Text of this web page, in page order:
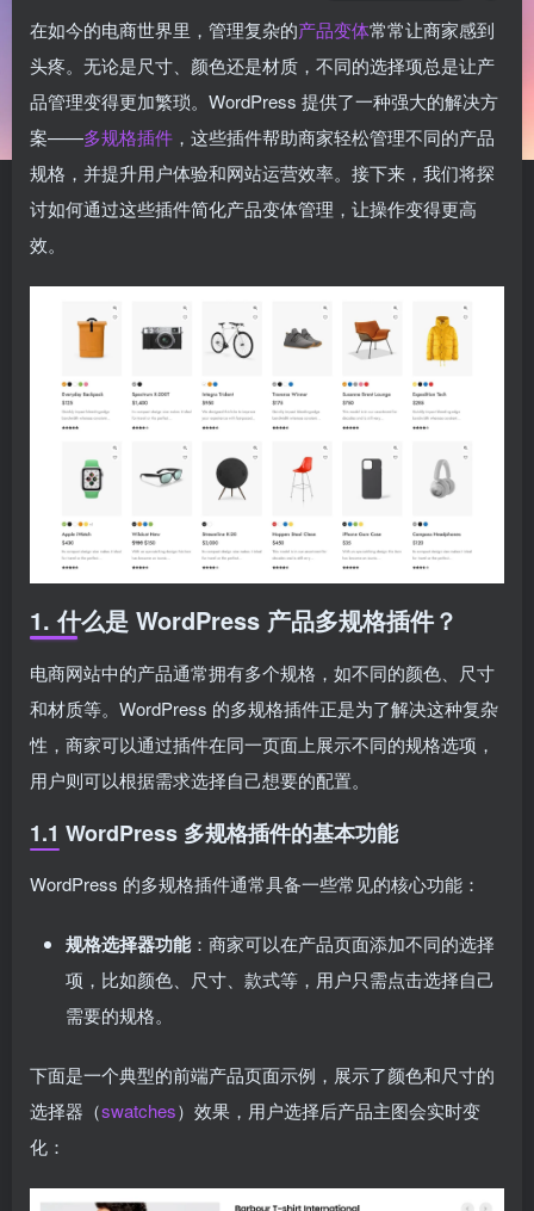
在如今的电商世界里，管理复杂的产品变体常常让商家感到
头疼。无论是尺寸、颜色还是材质，不同的选择项总是让产
品管理变得更加繁琐。WordPress 提供了一种强大的解决方
案——多规格插件 ，这些插件帮助商家轻松管理不同的产品
规格，并提升用户体验和网站运营效率。接下来，我们将探
讨如何通过这些插件简化产品变体管理，让操作变得更高
效。
1. 什么是 WordPress 产品多规格插件？
电商网站中的产品通常拥有多个规格，如不同的颜色、尺寸
和材质等。WordPress 的多规格插件正是为了解决这种复杂
性，商家可以通过插件在同一页面上展示不同的规格选项，
用户则可以根据需求选择自己想要的配置。
1.1 WordPress 多规格插件的基本功能
WordPress 的多规格插件通常具备一些常见的核心功能：
规格选择器功能：商家可以在产品页面添加不同的选择
项，比如颜色、尺寸、款式等，用户只需点击选择自己
需要的规格。
下面是一个典型的前端产品页面示例，展示了颜色和尺寸的
选择器（swatches）效果，用户选择后产品主图会实时变
化：